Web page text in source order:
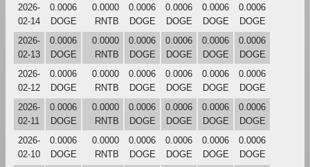
2026-
02-14
0.0006
DOGE
0.0000
RNTB
0.0006
DOGE
0.0006
DOGE
0.0006
DOGE
0.0006
DOGE
2026-
02-13
0.0006
DOGE
0.0000
RNTB
0.0006
DOGE
0.0006
DOGE
0.0006
DOGE
0.0006
DOGE
2026-
02-12
0.0006
DOGE
0.0000
RNTB
0.0006
DOGE
0.0006
DOGE
0.0006
DOGE
0.0006
DOGE
2026-
02-11
0.0006
DOGE
0.0000
RNTB
0.0006
DOGE
0.0006
DOGE
0.0006
DOGE
0.0006
DOGE
2026-
02-10
0.0006
DOGE
0.0000
RNTB
0.0006
DOGE
0.0006
DOGE
0.0006
DOGE
0.0006
DOGE